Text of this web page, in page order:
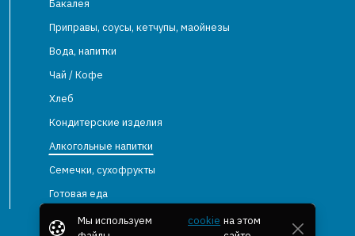
Мы используем
cookie на этом
Бакалея
Приправы, соусы, кетчупы, маойнезы
Вода, напитки
Чай / Кофе
Хлеб
Кондитерские изделия
Алкогольные напитки
Семечки, сухофрукты
Готовая еда